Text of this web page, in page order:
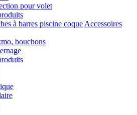
pour volet
à barres piscine coque Accessoires
bouchons